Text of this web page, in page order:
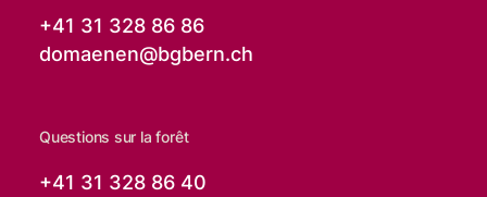
+41 31 328 86 86
domaenen@bgbern.ch
Questions sur la forêt
+41 31 328 86 40